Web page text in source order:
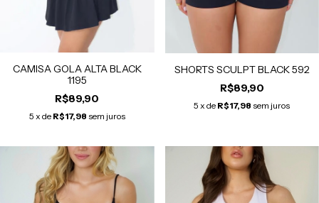
CAMISA GOLA ALTA BLACK
1195
R$89,90
5 x de R$17,98 sem juros
SHORTS SCULPT BLACK 592
R$89,90
5 x de R$17,98 sem juros